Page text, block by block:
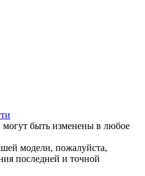
могут быть изменены в любое
модели, пожалуйста,
последней и точной